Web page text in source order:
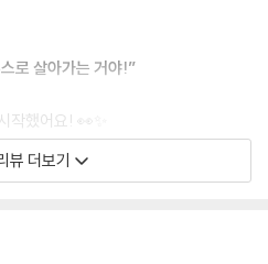
로 살아가는 거야!”
작했어요! 👀✨
마 신화 속으로 쏙! 빨려 들어가 버린
해결할까요?
뷰 더보기